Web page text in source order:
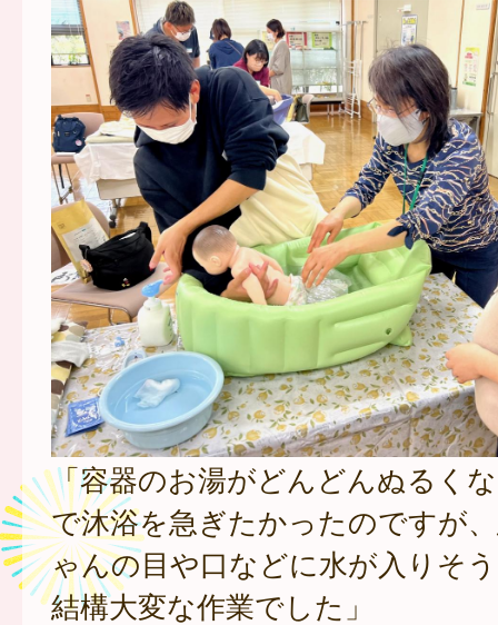
「容器のお湯がどんどんぬるく
で沐浴を急ぎたかったのですが
ゃんの目や口などに水が入りそ
結構大変な作業でした」